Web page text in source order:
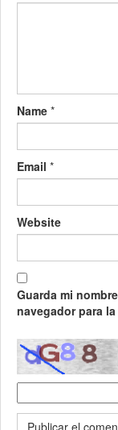
Name *
Email *
Website
Guarda mi
navegador para